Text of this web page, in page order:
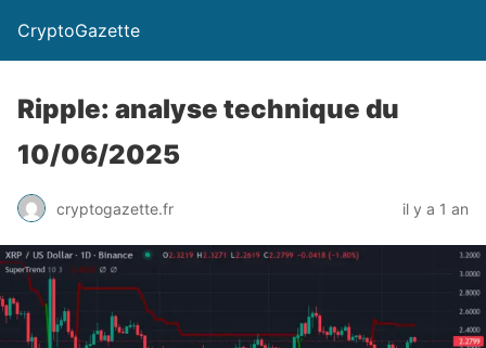
CryptoGazette
Ripple: analyse technique du
10/06/2025
cryptogazette.fr il y a 1 an